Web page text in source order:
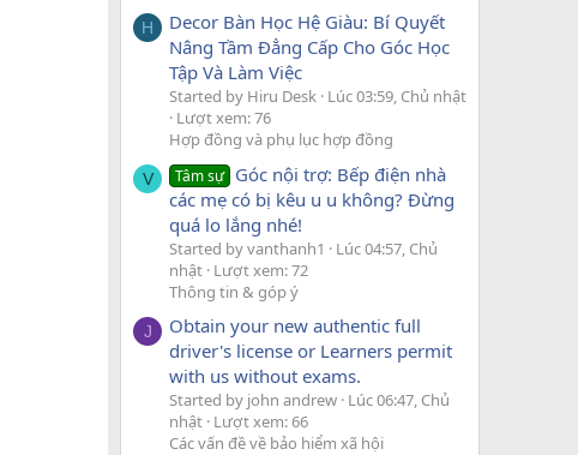
H
Decor Bàn Học Hệ Giàu: Bí Quyết
Nâng Tầm Đẳng Cấp Cho Góc Học
Tập Và Làm Việc
Started by Hiru Desk Lúc 03:59, Chủ nhật
Lượt xem: 76
Hợp đồng và phụ lục hợp đồng
V Tâm sự Góc nội trợ: Bếp điện nhà
các mẹ có bị kêu u u không? Đừng
quá lo lắng nhé!
Started by vanthanh1
Lúc 04:57, Chủ
nhật Lượt xem: 72
Thông tin & góp ý
J
Obtain your new authentic full
driver's license or Learners permit
with us without exams.
Started by john andrew Lúc 06:47, Chủ
nhật Lượt xem: 66
Các vấn đề về bảo hiểm xã hội